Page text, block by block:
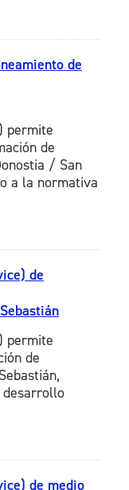
de
permite
de
/ San
a la normativa
de
permite
de
desarrollo
de medio